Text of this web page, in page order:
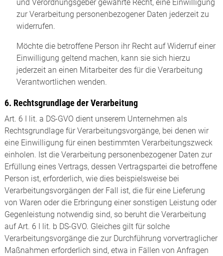
und Verordnungsgeber gewährte Recht, eine Einwilligung
zur Verarbeitung personenbezogener Daten jederzeit zu
widerrufen.
Möchte die betroffene Person ihr Recht auf Widerruf einer
Einwilligung geltend machen, kann sie sich hierzu
jederzeit an einen Mitarbeiter des für die Verarbeitung
Verantwortlichen wenden.
6. Rechtsgrundlage der Verarbeitung
Art. 6 I lit. a DS-GVO dient unserem Unternehmen als
Rechtsgrundlage für Verarbeitungsvorgänge, bei denen wir
eine Einwilligung für einen bestimmten Verarbeitungszweck
einholen. Ist die Verarbeitung personenbezogener Daten zur
Erfüllung eines Vertrags, dessen Vertragspartei die betroffene
Person ist, erforderlich, wie dies beispielsweise bei
Verarbeitungsvorgängen der Fall ist, die für eine Lieferung
von Waren oder die Erbringung einer sonstigen Leistung oder
Gegenleistung notwendig sind, so beruht die Verarbeitung
auf Art. 6 I lit. b DS-GVO. Gleiches gilt für solche
Verarbeitungsvorgänge die zur Durchführung vorvertraglicher
Maßnahmen erforderlich sind, etwa in Fällen von Anfragen